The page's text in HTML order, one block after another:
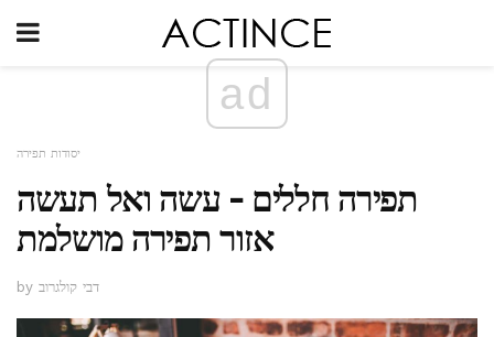
ad
יסודות תפירה
תפירה חללים - עשה ואל תעשה
אזור תפירה מושלמת
by דבי קולגרוב